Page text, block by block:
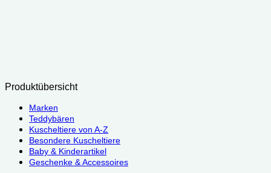
Produktübersicht
Marken
Teddybären
Kuscheltiere von A-Z
Besondere Kuscheltiere
Baby & Kinderartikel
Geschenke & Accessoires